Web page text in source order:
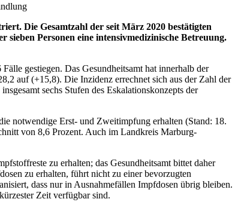
Die Gesamtzahl der seit März 2020 bestätigten
Personen eine intensivmedizinische Betreuung.
gestiegen. Das Gesundheitsamt hat innerhalb der
auf (+15,8). Die Inzidenz errechnet sich aus der Zahl der
sechs Stufen des Eskalationskonzepts der
notwendige Erst- und Zweitimpfung erhalten (Stand: 18.
von 8,6 Prozent. Auch im Landkreis Marburg-
zu erhalten; das Gesundheitsamt bittet daher
zu erhalten, führt nicht zu einer bevorzugten
dass nur in Ausnahmefällen Impfdosen übrig bleiben.
Zeit verfügbar sind.